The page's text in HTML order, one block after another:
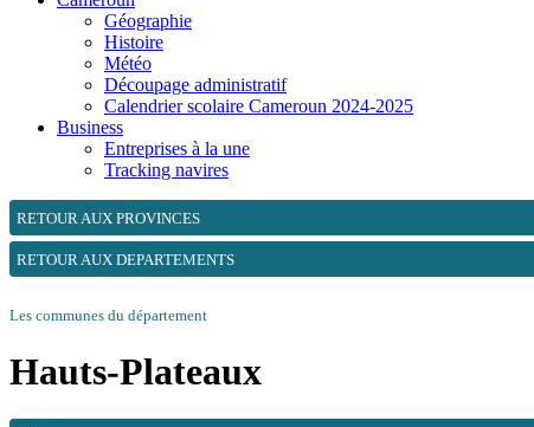
Géographie
Histoire
Météo
Découpage administratif
Calendrier scolaire Cameroun 2024-2025
Business
Entreprises à la une
Tracking navires
RETOUR AUX PROVINCES
RETOUR AUX DEPARTEMENTS
Les communes du département
Hauts-Plateaux